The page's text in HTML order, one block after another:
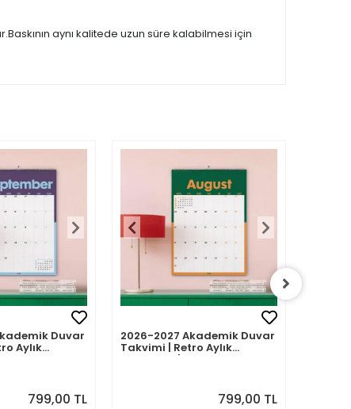
aynı kalitede uzun süre kalabilmesi için
Duvar
Aylık
2026 -
799,00 TL
2026-2027 Akademik Duvar
Takvimi | Retro Aylık
Planlayıcı | Ağustos 2026 -
799,00 TL